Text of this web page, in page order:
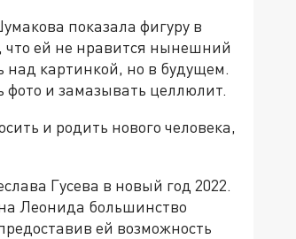
показала фигуру в
что ей не нравится нынешний
над картинкой, но в будущем.
фото и замазывать целлюлит.
и родить нового человека,
Гусева в новый год 2022.
Леонида большинство
ей возможность